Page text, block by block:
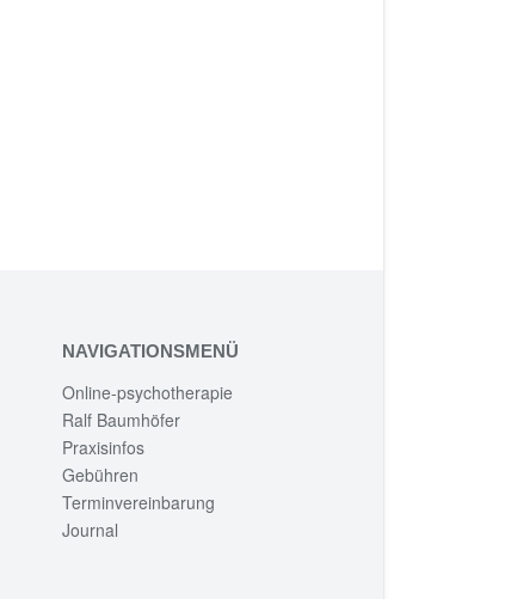
NAVIGATIONSMENÜ
Online-psychotherapie
Ralf Baumhöfer
Praxisinfos
Gebühren
Terminvereinbarung
Journal